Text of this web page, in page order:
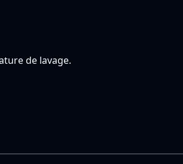
de lavage.